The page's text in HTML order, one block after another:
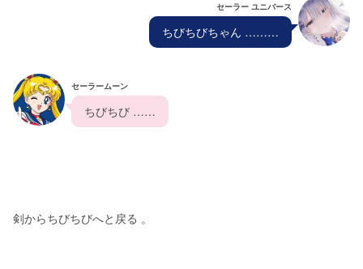
セーラー ユニバース
  ちびちびちゃん ………
セーラームーン
  ちびちび ……
剣からちびちびへと戻る 。